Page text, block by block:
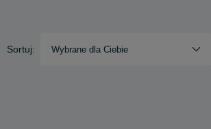
Sortuj: Wybrane dla Ciebie